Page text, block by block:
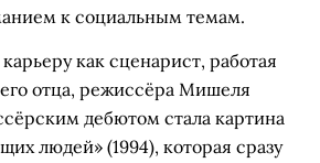
к социальным темам.
как сценарист, работая
отца, режиссёра Мишеля
дебютом стала картина
людей» (1994), которая сразу